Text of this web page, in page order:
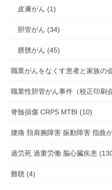
皮膚がん (1)
胆管がん (34)
膀胱がん (45)
職業がんをなくす患者と家族の
職業性胆管がん事件（校正印刷
脊髄損傷 CRPS MTBI (10)
腰痛 頚肩腕障害 振動障害 指曲
過労死 過重労働 脳心臓疾患
難聴 (4)